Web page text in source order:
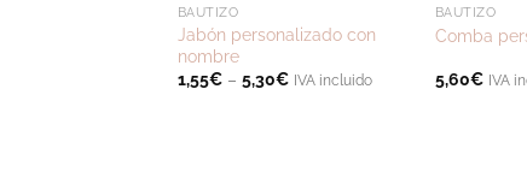
BAUTIZO
Jabón personalizado con
nombre
1,55€– 5,30€ IVA incluido
BAUTIZO
Comba
5,60€ IVA